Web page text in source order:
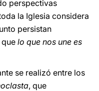
perspectivas
la Iglesia considera
persistan
lo que nos une es
se realizó entre los
, que